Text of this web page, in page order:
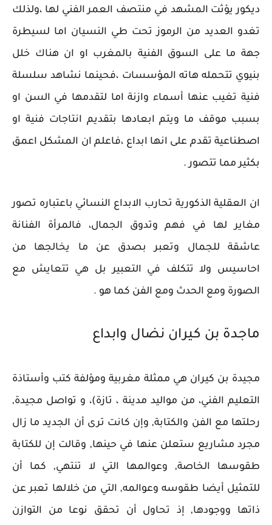
ديكور يؤثت المشهد في منتصف العمر الفني لها ،ولذلك
تغدو العديد من الرموز تحت طي النسيان اما لسيطرة
جهة ما على السوق الفنية بالمغرب او ان هناك خلل
بنيوي تتحمله هاته المؤسسات ،فحينما نشاهد سلسلة
فنية تغيب عنها أسماء وازنة اما لتقدمها في السن او
بسبب موقف ما ويتم ابعادها بتقديم انتاجات فنية او
اصطناعية تقدم على انها ابداع ،فاعلم ان المشكل اعمق
بكثير مما تتصور .
ان العقلية الذكورية تحارب الابداع النسائي باعتباره تصور
مغاير لها في فهم وتدوق الجمال، فالمرأة الفنانة
عاشقة للجمال وتعبر بصدق عن ما يخالجها من
احاسيس ولا تتكلف في التعبير بل هي تتعايش مع
الصورة ومع الحدث ومع الفن كما هو .
ماجدة بن كيران نضال وابداع
مجيدة بن كيران هي ممثلة مغربية ومؤلفة كتب وأستاذة
التعليم الفني، من مواليد مدينة ، تازة)، و تواصل مجيدة,
رحلتها مع الفن والكتابة, وإن كانت ترى أن الجديد ما زال
مجرد مشاريع ستعلن عنها في حينها, وقالت إن للكتابة
طقوسها الخاصة, وعوالمها التي لا تنتهي, كما أن
للتمثيل أيضا طقوسه وعوالمه, التي من خلالها تعبر عن
ذاتها ووجودها, إذ تحاول أن تحقق نوعا من التوازن